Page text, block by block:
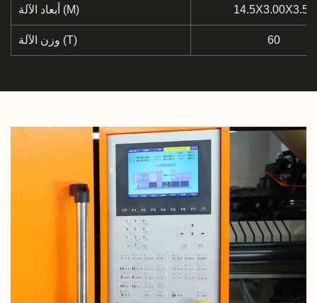
أبعاد الآلة (M) 14.5X3.00X3.50
وزن الآلة (T) 60